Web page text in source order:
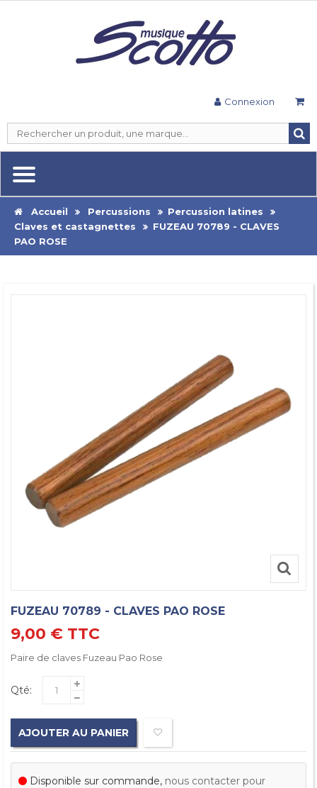
Connexion
Accueil Percussions
Percussion latines
Claves et castagnettes
FUZEAU 70789 - CLAVES
PAO ROSE
FUZEAU 70789 - CLAVES PAO ROSE
9,00 € TTC
Paire de claves Fuzeau Pao Rose
Qté:
AJOUTER AU PANIER
Disponible sur commande, nous contacter pour